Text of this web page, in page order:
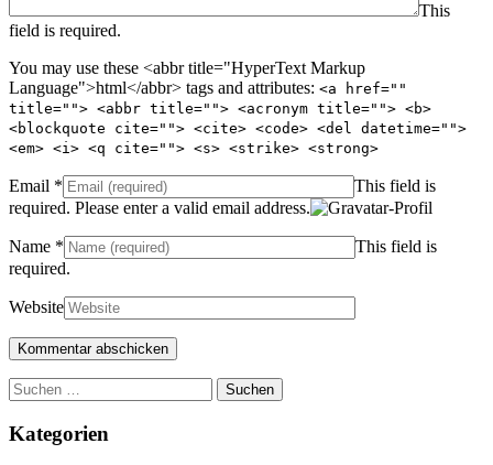
This
field is required.
You may use these <abbr title="HyperText Markup
Language">html</abbr> tags and attributes: <a href=""
title=""> <abbr title=""> <acronym title=""> <b>
<blockquote cite=""> <cite> <code> <del datetime="">
<em> <i> <q cite=""> <s> <strike> <strong>
Email *
This field is
required. Please enter a valid email address.
Name *
This field is
required.
Website
Suchen
nach:
Kategorien